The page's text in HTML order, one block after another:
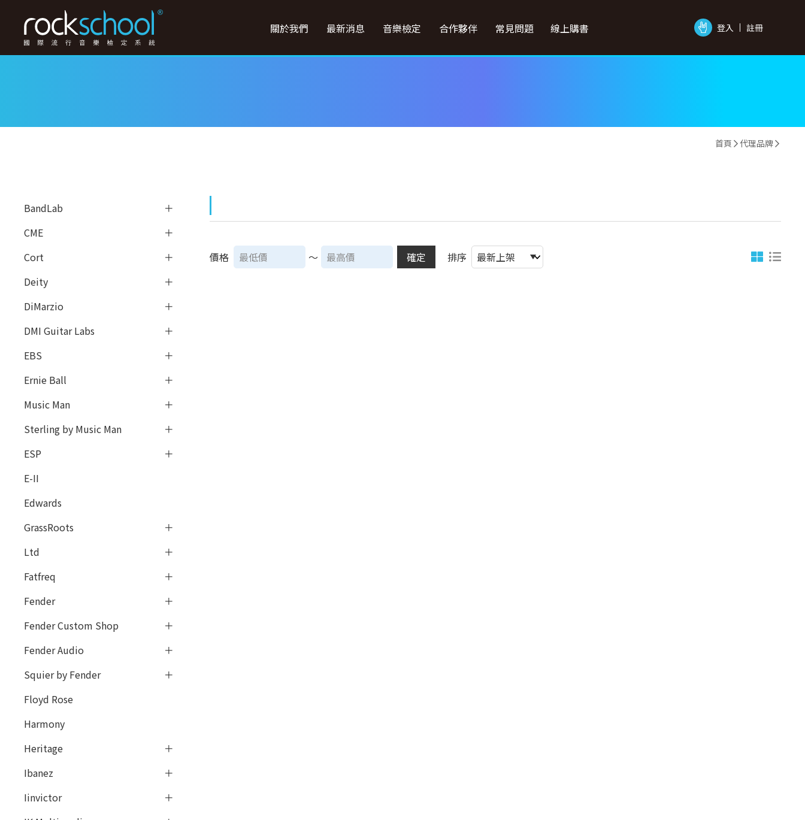
登入 註冊
關於我們 最新消息 音樂檢定 合作夥伴 常見問題 線上購書
首頁 代理品牌
BandLab
CME
Cort
Deity
DiMarzio
DMI Guitar Labs
EBS
Ernie Ball
Music Man
Sterling by Music Man
ESP
E-II
Edwards
GrassRoots
Ltd
Fatfreq
Fender
Fender Custom Shop
Fender Audio
Squier by Fender
Floyd Rose
Harmony
Heritage
Ibanez
Iinvictor
價格 ～ 確定 排序